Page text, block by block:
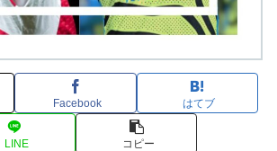
Facebook はてブ
LINE コピー